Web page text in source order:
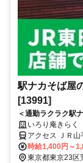
駅ナカそば屋
[13991]
＜通勤ラクラク駅
イト/未経験歓迎/
いろり庵きら
アクセス ＪＲ
人ライナー)徒
里駅改札内■日
時給1,400円～
東京都東京23区